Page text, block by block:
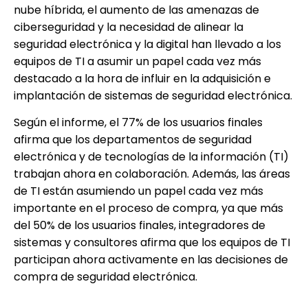
nube híbrida, el aumento de las amenazas de
ciberseguridad y la necesidad de alinear la
seguridad electrónica y la digital han llevado a los
equipos de TI a asumir un papel cada vez más
destacado a la hora de influir en la adquisición e
implantación de sistemas de seguridad electrónica.
Según el informe, el 77% de los usuarios finales
afirma que los departamentos de seguridad
electrónica y de tecnologías de la información (TI)
trabajan ahora en colaboración. Además, las áreas
de TI están asumiendo un papel cada vez más
importante en el proceso de compra, ya que más
del 50% de los usuarios finales, integradores de
sistemas y consultores afirma que los equipos de TI
participan ahora activamente en las decisiones de
compra de seguridad electrónica.